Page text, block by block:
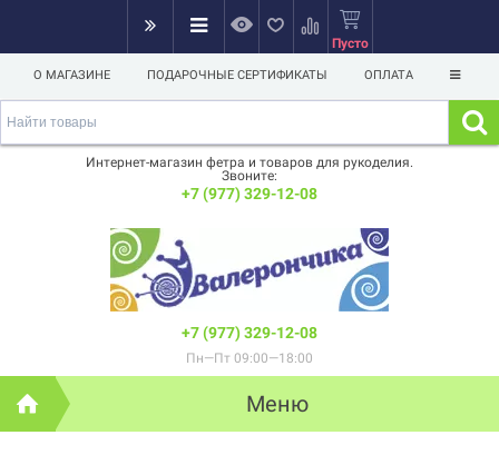
Пусто
О МАГАЗИНЕ ПОДАРОЧНЫЕ СЕРТИФИКАТЫ ОПЛАТА
Интернет-магазин фетра и товаров для рукоделия.
Звоните:
+7 (977) 329-12-08
+7 (977) 329-12-08
Пн—Пт 09:00—18:00
Меню